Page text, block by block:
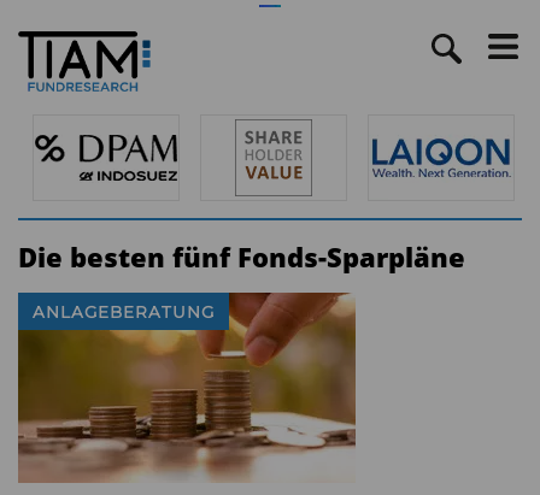
Die besten fünf Fonds-Sparpläne
ANLAGEBERATUNG